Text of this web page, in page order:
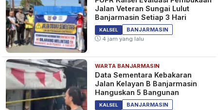
Jalan Veteran Sungai Lulut
Banjarmasin Setiap 3 Hari
KALSEL
BANJARMASIN
4 jam yang lalu
WARTA BANJARMASIN
Data Sementara Kebakaran
Jalan Kelayan B Banjarmasin
Hanguskan 5 Bangunan
KALSEL
BANJARMASIN